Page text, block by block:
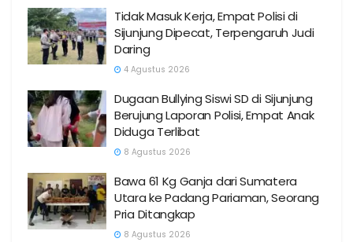
Tidak Masuk Kerja, Empat Polisi di
Sijunjung Dipecat, Terpengaruh Judi
Daring
4 Agustus 2026
Dugaan Bullying Siswi SD di Sijunjung
Berujung Laporan Polisi, Empat Anak
Diduga Terlibat
8 Agustus 2026
Bawa 61 Kg Ganja dari Sumatera
Utara ke Padang Pariaman, Seorang
Pria Ditangkap
8 Agustus 2026